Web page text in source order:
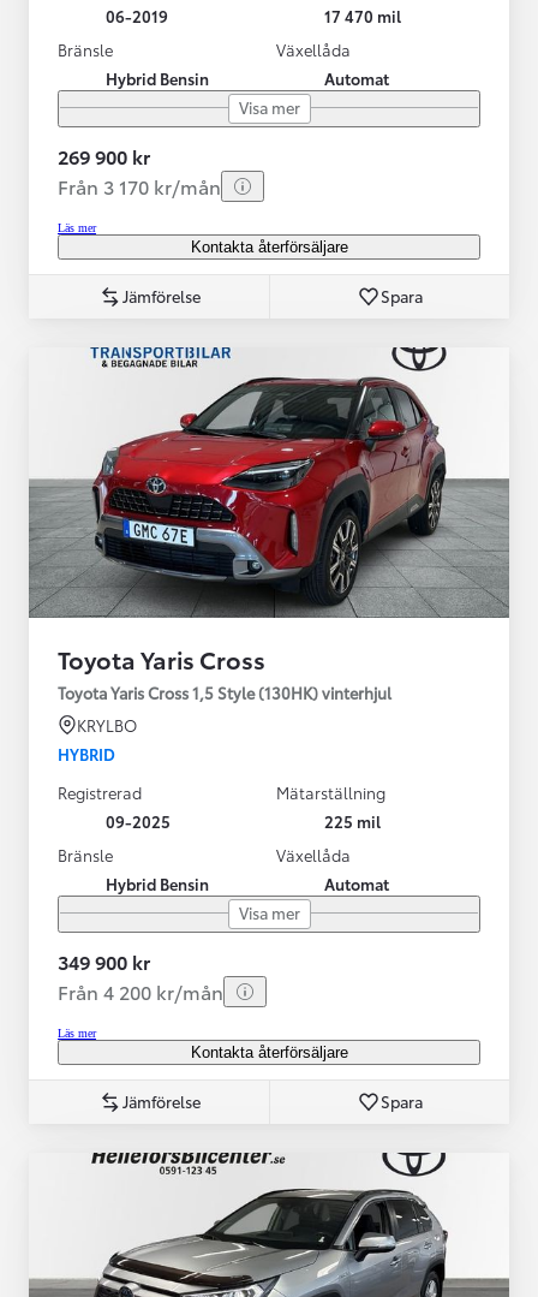
06-2019
17 470 mil
Bränsle
Hybrid Bensin
Växellåda
Automat
Visa mer
269 900 kr
Från 3 170 kr/mån
Läs mer
Kontakta återförsäljare
Jämförelse Spara
Toyota Yaris Cross
Toyota Yaris Cross 1,5 Style (130HK) vinterhjul
KRYLBO
HYBRID
Registrerad
09-2025
Mätarställning
225 mil
Bränsle
Hybrid Bensin
Växellåda
Automat
Visa mer
349 900 kr
Från 4 200 kr/mån
Läs mer
Kontakta återförsäljare
Jämförelse Spara